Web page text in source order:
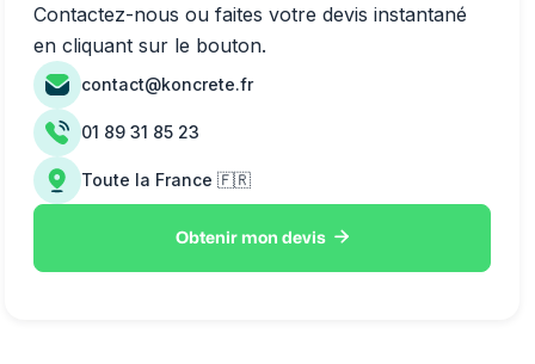
Contactez-nous ou faites votre devis instantané
en cliquant sur le bouton.
contact@koncrete.fr
01 89 31 85 23
Toute la France 🇫🇷
Obtenir mon devis 